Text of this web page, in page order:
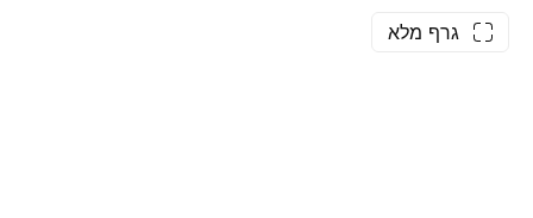
גרף מלא